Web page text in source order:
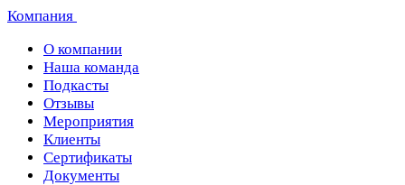
Компания
О компании
Наша команда
Подкасты
Отзывы
Мероприятия
Клиенты
Сертификаты
Документы